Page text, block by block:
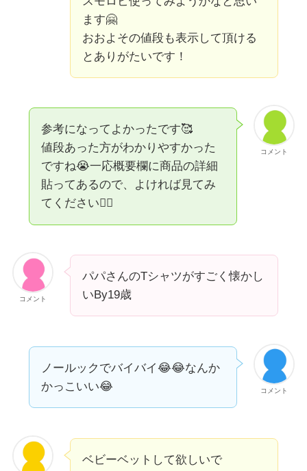
ます🤗
おおよその値段も表示して頂ける
とありがたいです！
コメント
参考になってよかったです🥰
値段あった方がわかりやすかった
ですね😭一応概要欄に商品の詳細
貼ってあるので、よければ見てみ
てください🙇‍♀️
コメント
パパさんのTシャツがすごく懐かし
いBy19歳
コメント
ノールックでバイバイ😂😂なんか
かっこいい😂
ベビーベットして欲しいで